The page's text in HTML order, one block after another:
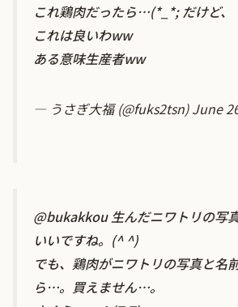
これ鶏肉だったら…(*_*; だけど、
これは良いわww
ある意味生産者ww
— うさぎ大福 (@fuks2tsn)June
@bukakkou生んだニワトリの写
いいですね。(^ ^)
でも、鶏肉がニワトリの写真と名
ら…。買えません…。